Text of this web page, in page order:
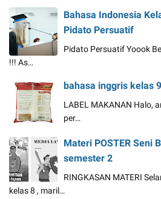
Bahasa Indonesia
Pidato Persuatif
Pidato Persuatif Yoook
!!! As…
bahasa inggris kelas
LABEL MAKANAN Halo,
per…
Materi POSTER Seni
semester 2
RINGKASAN MATERI
kelas 8 , maril…